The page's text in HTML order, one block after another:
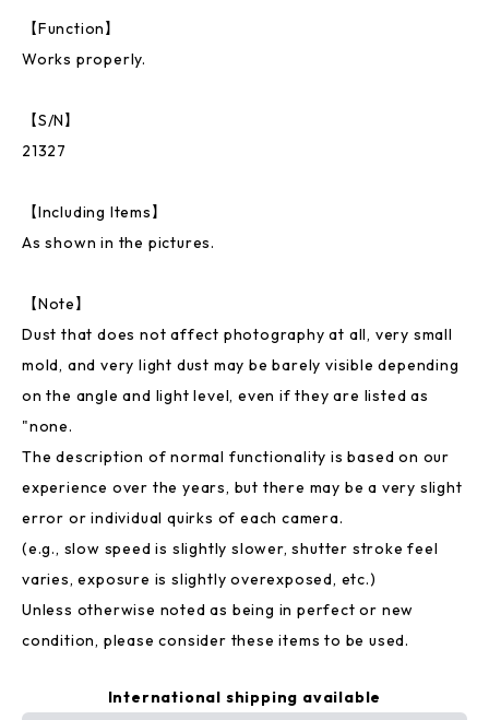
【Function】
Works properly.
【S/N】
21327
【Including Items】
As shown in the pictures.
【Note】
Dust that does not affect photography at all, very small
mold, and very light dust may be barely visible depending
on the angle and light level, even if they are listed as
"none.
The description of normal functionality is based on our
experience over the years, but there may be a very slight
error or individual quirks of each camera.
(e.g., slow speed is slightly slower, shutter stroke feel
varies, exposure is slightly overexposed, etc.)
Unless otherwise noted as being in perfect or new
condition, please consider these items to be used.
International shipping available